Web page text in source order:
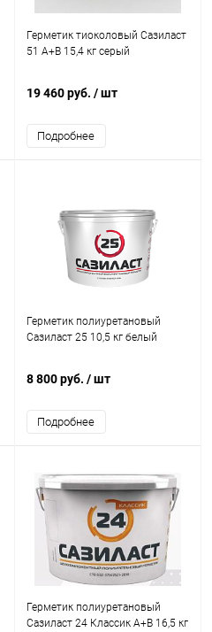
Герметик тиоколовый Сазиласт
51 A+B 15,4 кг серый
19 460 руб. / шт
Подробнее
Герметик полиуретановый
Сазиласт 25 10,5 кг белый
8 800 руб. / шт
Подробнее
Герметик полиуретановый
Сазиласт 24 Классик A+B 16,5 кг